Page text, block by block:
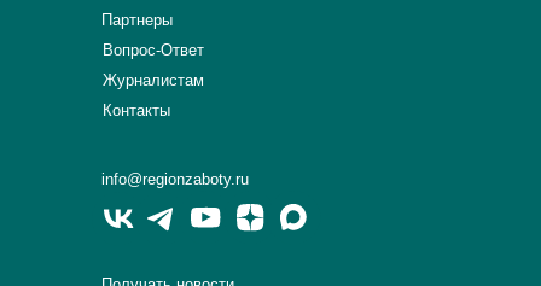
info@regionzaboty.ru
Вопрос-Ответ
Партнеры
Журналистам
Контакты